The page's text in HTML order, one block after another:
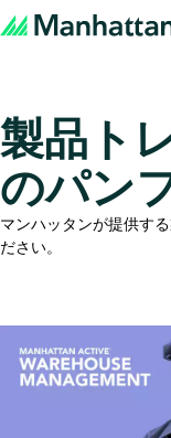
製品ト
のパン
マンハッタンが提供す
ださい。